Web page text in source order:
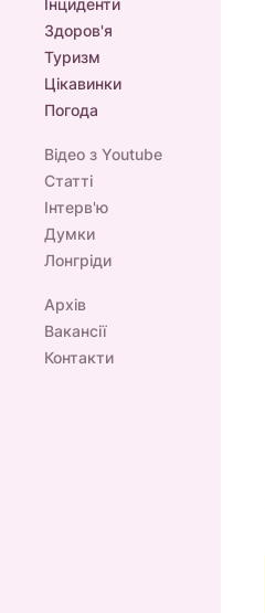
Інциденти
Здоров'я
Туризм
Цікавинки
Погода
Відео з Youtube
Статті
Інтерв'ю
Думки
Лонгріди
Архів
Вакансії
Контакти